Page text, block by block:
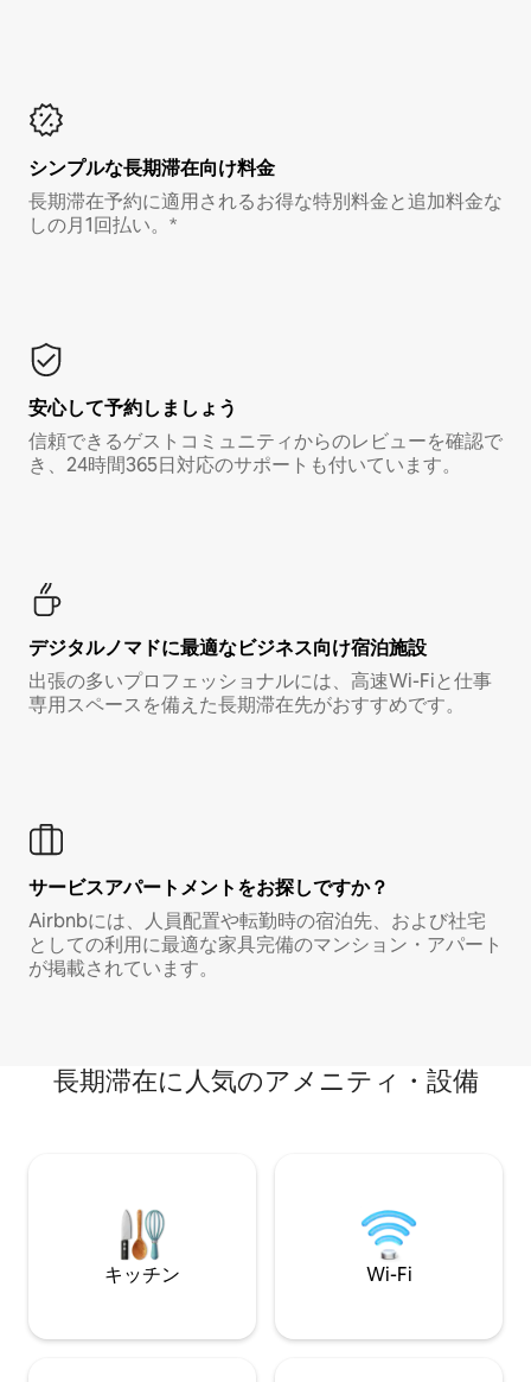
シンプルな長期滞在向け料金
長期滞在予約に適用されるお得な特別料金と追加料金な
しの月1回払い。*
安心して予約しましょう
信頼できるゲストコミュニティからのレビューを確認で
き、24時間365日対応のサポートも付いています。
デジタルノマド⁠に最⁠適⁠なビ⁠ジ⁠ネ⁠ス⁠向⁠け宿⁠泊⁠施⁠設
出張の多いプロフェッショナルには、高速Wi-Fiと仕事
専用スペースを備えた長期滞在先がおすすめです。
サービスアパートメントをお探しですか？
Airbnbには、人員配置や転勤時の宿泊先、および社宅
としての利用に最適な家具完備のマンション・アパート
が掲載されています。
長期滞在に人気のアメニティ・設備
キッチン Wi-Fi